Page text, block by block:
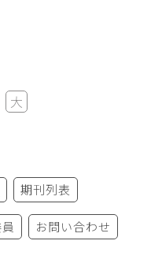
大
期刊列表
お問い合わせ